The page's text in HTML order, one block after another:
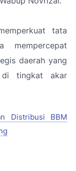
tata
mempercepat
daerah yang
di tingkat akar
Distribusi BBM